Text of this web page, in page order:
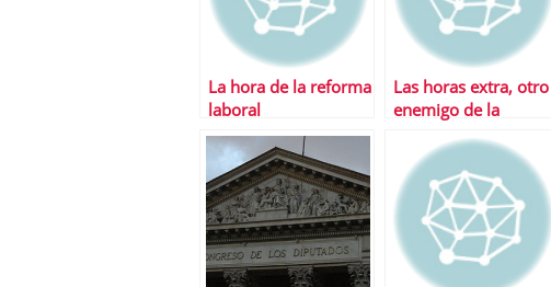
La hora de la reforma
laboral
Las horas extra, otro
enemigo de la